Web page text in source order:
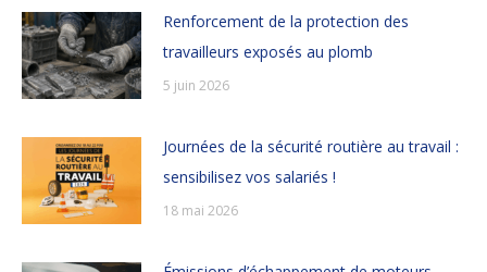
Renforcement de la protection des
travailleurs exposés au plomb
5 juin 2026
Journées de la sécurité routière au travail :
sensibilisez vos salariés !
18 mai 2026